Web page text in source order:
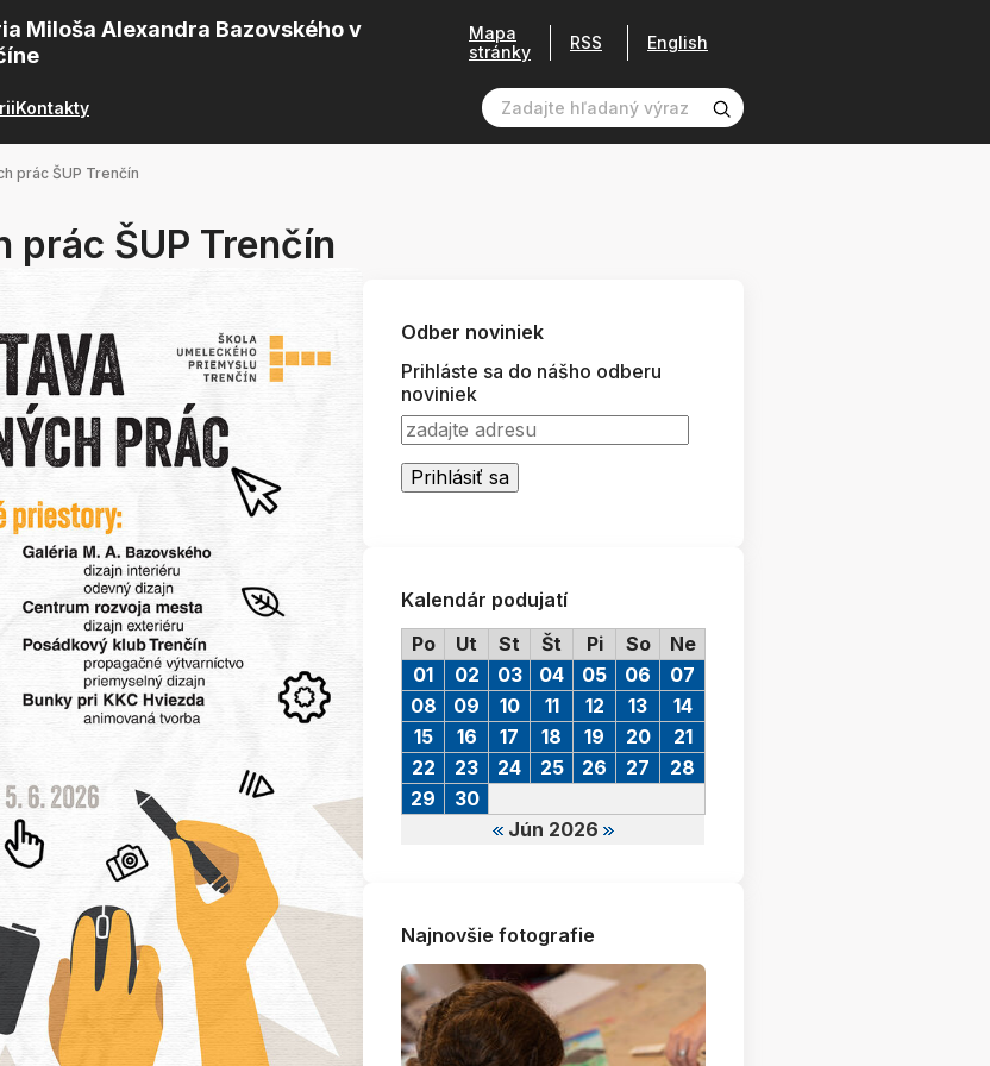
Miloša Alexandra Bazovského v
Kontakty
Mapa
stránky
RSS English
prác ŠUP Trenčín
ŠUP Trenčín
Odber noviniek
Prihláste sa do nášho odberu
noviniek
Kalendár podujatí
Po
Ut St Št Pi So Ne
Jún 2026
01 02 03 04 05 06
07
08
09 10 11 12 13
14
15
16 17 18 19 20
21
22
23 24 25 26 27
28
29
30
Najnovšie fotografie